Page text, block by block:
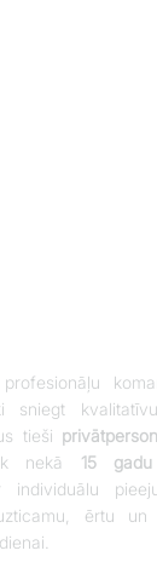
sniegt
tieši
nekā 15
individuālu
ērtu un